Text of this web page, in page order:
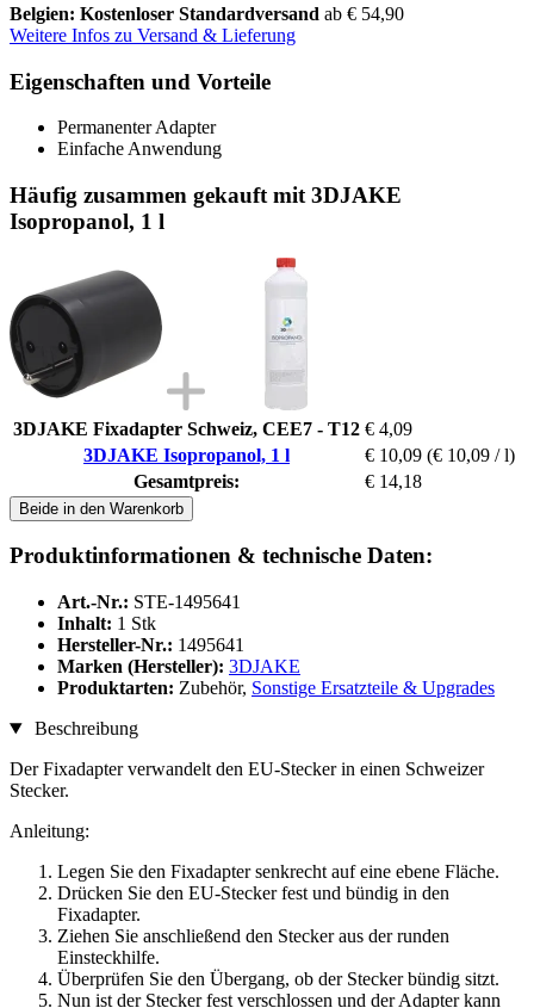
Belgien: Kostenloser Standardversand ab € 54,90
Weitere Infos zu Versand & Lieferung
Eigenschaften und Vorteile
Permanenter Adapter
Einfache Anwendung
Häufig zusammen gekauft mit 3DJAKE
Isopropanol, 1 l
3DJAKE Fixadapter Schweiz, CEE7 - T12 € 4,09
3DJAKE Isopropanol, 1 l
€ 10,09 (€ 10,09 / l)
Gesamtpreis:
€ 14,18
Beide in den Warenkorb
Produktinformationen & technische Daten:
Art.-Nr.: STE-1495641
Inhalt: 1 Stk
Hersteller-Nr.: 1495641
Marken (Hersteller): 3DJAKE
Produktarten: Zubehör, Sonstige Ersatzteile & Upgrades
Beschreibung
Der Fixadapter verwandelt den EU-Stecker in einen Schweizer
Stecker.
Anleitung:
Legen Sie den Fixadapter senkrecht auf eine ebene Fläche.
Drücken Sie den EU-Stecker fest und bündig in den
Fixadapter.
Ziehen Sie anschließend den Stecker aus der runden
Einsteckhilfe.
Überprüfen Sie den Übergang, ob der Stecker bündig sitzt.
Nun ist der Stecker fest verschlossen und der Adapter kann